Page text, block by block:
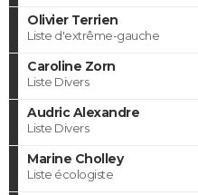
Olivier Terrien
Liste d'extrême-gauche
Caroline Zorn
Liste Divers
Audric Alexandre
Liste Divers
Marine Cholley
Liste écologiste